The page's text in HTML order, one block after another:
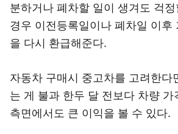
분하거나 폐차할 일이 생겨도 걱
경우 이전등록일이나 폐차일 이후
을 다시 환급해준다.
자동차 구매시 중고차를 고려한다
는 게 불과 한두 달 전보다 차량 가
측면에서도 큰 이익을 볼 수 있다.